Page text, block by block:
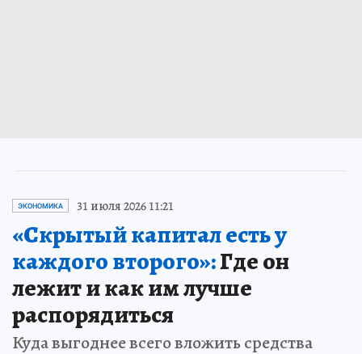
ЭКОНОМИКА 31 июля 2026 11:21
«Скрытый капитал есть у
каждого второго»:Где он
лежит и как им лучше
распорядиться
Куда выгоднее всего вложить средства